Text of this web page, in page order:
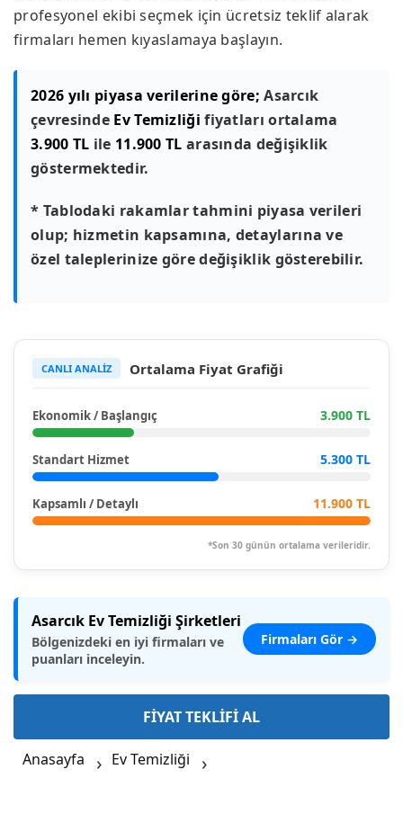
profesyonel ekibi seçmek için ücretsiz teklif alarak
firmaları hemen kıyaslamaya başlayın.
2026 yılı piyasa verilerine göre; Asarcık
çevresinde Ev Temizliği fiyatları ortalama
3.900 TL ile 11.900 TL arasında değişiklik
göstermektedir.
* Tablodaki rakamlar tahmini piyasa verileri
olup; hizmetin kapsamına, detaylarına ve
özel taleplerinize göre değişiklik gösterebilir.
CANLI ANALİZ Ortalama Fiyat Grafiği
Ekonomik / Başlangıç 3.900 TL
Standart Hizmet 5.300 TL
Kapsamlı / Detaylı 11.900 TL
*Son 30 günün ortalama verileridir.
Asarcık Ev Temizliği Şirketleri
Bölgenizdeki en iyi firmaları ve
puanları inceleyin.
Firmaları Gör →
FİYAT TEKLİFİ AL
Anasayfa Ev Temizliği